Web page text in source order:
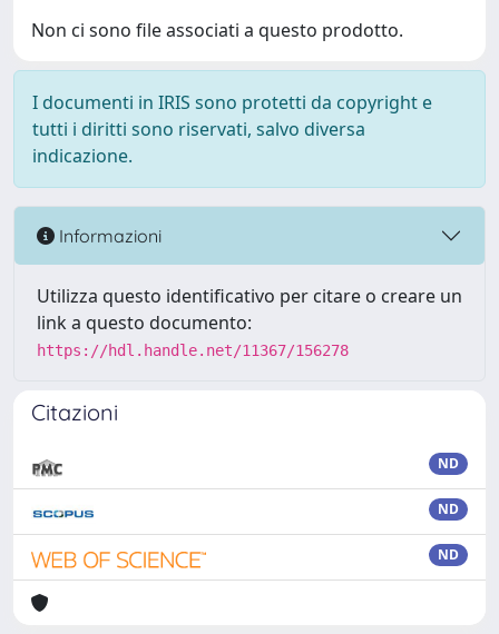
Non ci sono file associati a questo prodotto.
I documenti in IRIS sono protetti da copyright e
tutti i diritti sono riservati, salvo diversa
indicazione.
Informazioni
Utilizza questo identificativo per citare o creare un
link a questo documento:
https://hdl.handle.net/11367/156278
Citazioni
ND
ND
ND